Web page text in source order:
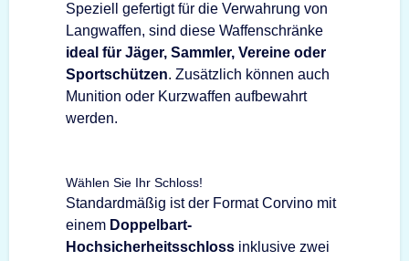
Speziell gefertigt für die Verwahrung von
Langwaffen, sind diese Waffenschränke
ideal für Jäger, Sammler, Vereine oder
Sportschützen. Zusätzlich können auch
Munition oder Kurzwaffen aufbewahrt
werden.
Wählen Sie Ihr Schloss!
Standardmäßig ist der Format Corvino mit
einem Doppelbart-
Hochsicherheitsschloss inklusive zwei